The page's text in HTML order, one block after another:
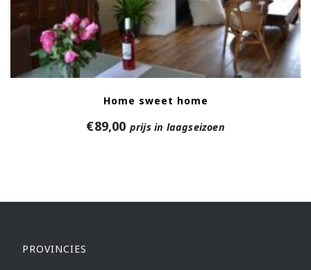
Home sweet home
€89,00 prijs in laagseizoen
PROVINCIES